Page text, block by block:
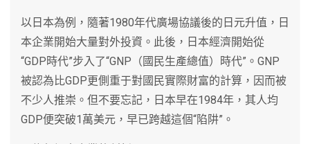
以日本為例，隨著1980年代廣場協議後的日元升值，日
本企業開始大量對外投資。此後，日本經濟開始從
“GDP時代”步入了“GNP（國民生產總值）時代”。GNP
被認為比GDP更側重于對國民實際財富的計算，因而被
不少人推崇。但不要忘記，日本早在1984年，其人均
GDP便突破1萬美元，早已跨越這個“陷阱”。